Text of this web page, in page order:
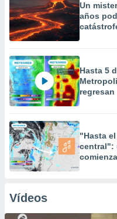
Un
años
Hasta 5
"Hasta
central":
Vídeos